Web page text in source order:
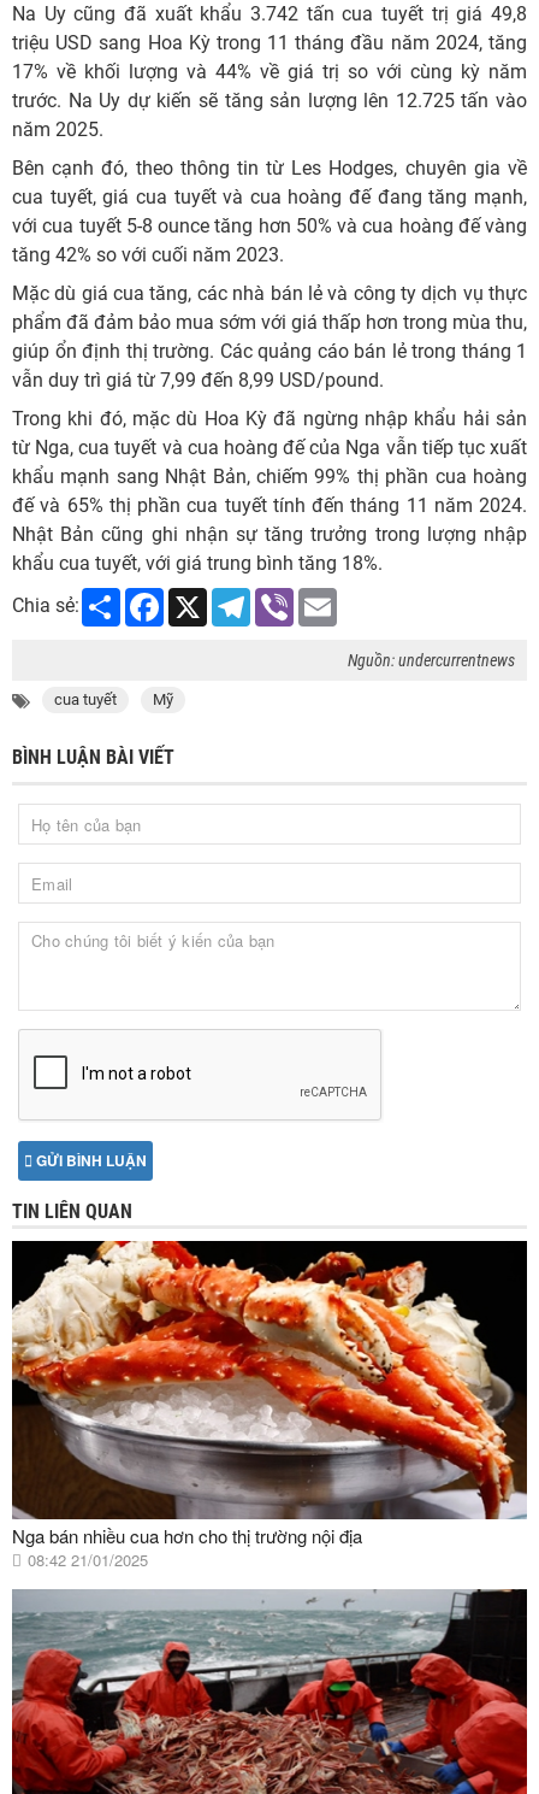
Na Uy cũng đã xuất khẩu 3.742 tấn cua tuyết trị giá 49,8
triệu USD sang Hoa Kỳ trong 11 tháng đầu năm 2024, tăng
17% về khối lượng và 44% về giá trị so với cùng kỳ năm
trước. Na Uy dự kiến sẽ tăng sản lượng lên 12.725 tấn vào
năm 2025.
Bên cạnh đó, theo thông tin từ Les Hodges, chuyên gia về
cua tuyết, giá cua tuyết và cua hoàng đế đang tăng mạnh,
với cua tuyết 5-8 ounce tăng hơn 50% và cua hoàng đế vàng
tăng 42% so với cuối năm 2023.
Mặc dù giá cua tăng, các nhà bán lẻ và công ty dịch vụ thực
phẩm đã đảm bảo mua sớm với giá thấp hơn trong mùa thu,
giúp ổn định thị trường. Các quảng cáo bán lẻ trong tháng 1
vẫn duy trì giá từ 7,99 đến 8,99 USD/pound.
Trong khi đó, mặc dù Hoa Kỳ đã ngừng nhập khẩu hải sản
từ Nga, cua tuyết và cua hoàng đế của Nga vẫn tiếp tục xuất
khẩu mạnh sang Nhật Bản, chiếm 99% thị phần cua hoàng
đế và 65% thị phần cua tuyết tính đến tháng 11 năm 2024.
Nhật Bản cũng ghi nhận sự tăng trưởng trong lượng nhập
khẩu cua tuyết, với giá trung bình tăng 18%.
Chia sẻ:
Share Facebook
X Telegram
Viber
Nguồn: undercurrentnews
cua tuyết Mỹ
BÌNH LUẬN BÀI VIẾT
GỬI BÌNH LUẬN
TIN LIÊN QUAN
Nga bán nhiều cua hơn cho thị trường nội địa
08:42 21/01/2025